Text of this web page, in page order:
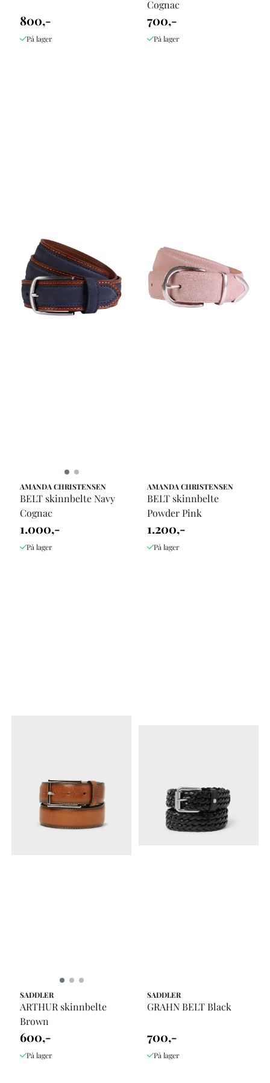
800,-
På lager
Cognac
700,-
På lager
AMANDA CHRISTENSEN
BELT skinnbelte Navy
Cognac
1.000,-
På lager
AMANDA CHRISTENSEN
BELT skinnbelte
Powder Pink
1.200,-
På lager
SADDLER
ARTHUR skinnbelte
Brown
600,-
På lager
SADDLER
GRAHN BELT Black
700,-
På lager